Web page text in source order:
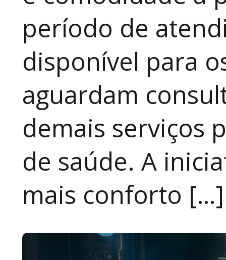
período de
disponível para
aguardam
demais serviços
de saúde. A
mais conforto […]